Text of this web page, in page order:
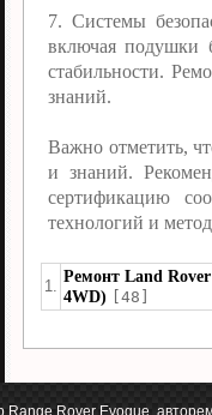
7. Системы
включая подушки
стабильности.
знаний.
Важно отметить,
и знаний.
сертификацию
технологий и
1.
Ремонт Land
4WD)
[48]
Rover Evoque,